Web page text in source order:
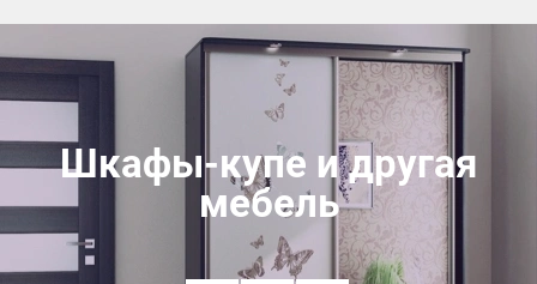
Шкафы-купе и другая
мебель